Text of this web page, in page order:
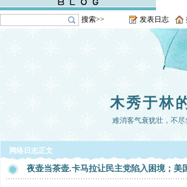
搜索>> 发表日志
木秀于林
难消客气衰犹壮，不
网络日志正文
夜壶当茶壶.卡马拉让民主党陷入困境；美